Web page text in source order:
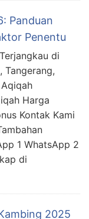
Panduan
Penentu
di
Harga
Kontak Kami
1 WhatsApp 2
di
2025